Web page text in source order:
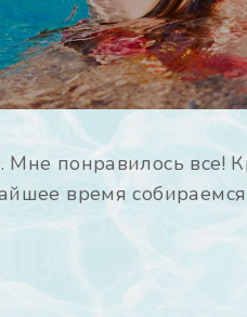
понравилось все!
время